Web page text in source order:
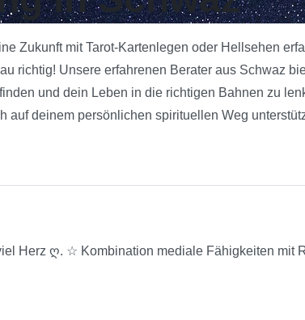
Zukunft mit Tarot-Kartenlegen oder Hellsehen
richtig! Unsere erfahrenen Berater aus Schwaz
und dein Leben in die richtigen Bahnen zu
deinem persönlichen spirituellen Weg
Herz ღ. ☆ Kombination mediale Fähigkeiten mit